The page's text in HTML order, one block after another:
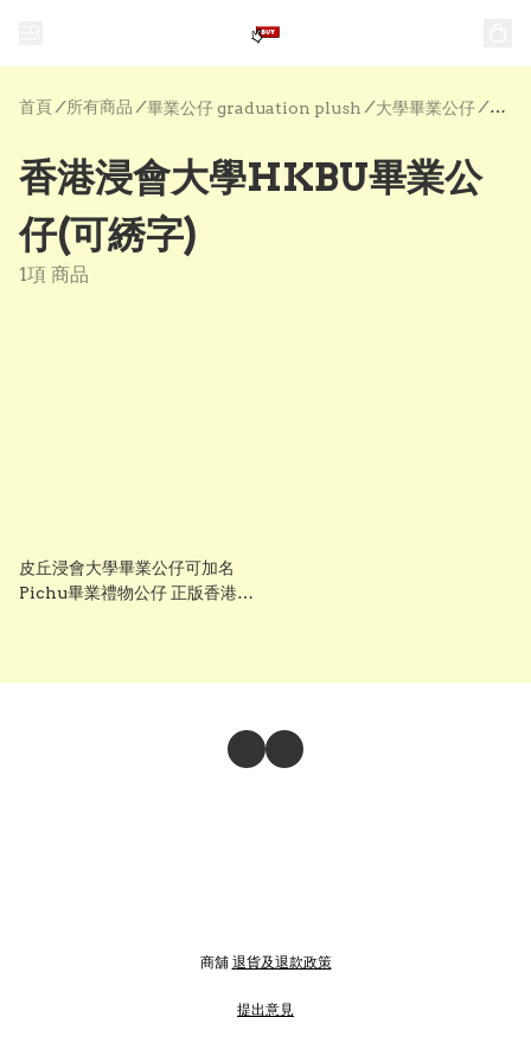
首頁/ 所有商品 /畢業公仔 graduation plush / 大學畢業公仔/
香港浸會大學HKBU畢業公
仔(可綉字)
1項 商品
皮丘浸會大學畢業公仔可加名
Pichu畢業禮物公仔 正版香港現
商舖 退貨及退款政策
提出意見